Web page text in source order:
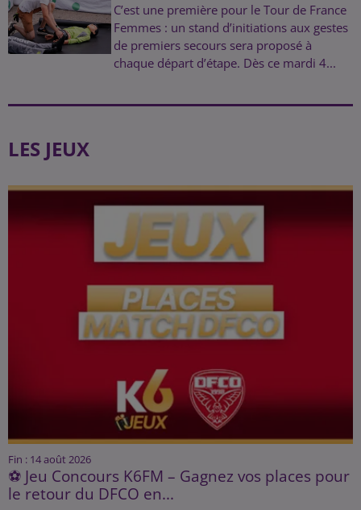
C’est une première pour le Tour de France
Femmes : un stand d’initiations aux gestes
de premiers secours sera proposé à
chaque départ d’étape. Dès ce mardi 4...
LES JEUX
Fin : 14 août 2026
⚽ Jeu Concours K6FM – Gagnez vos places pour
le retour du DFCO en...